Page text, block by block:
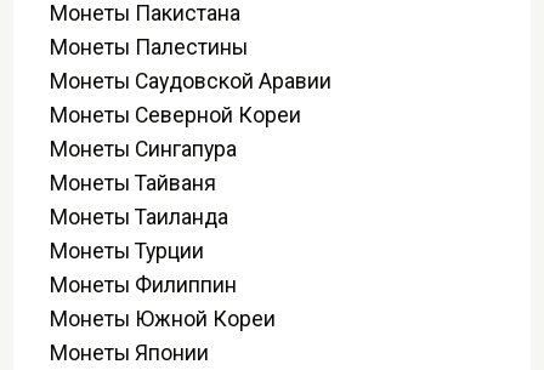
Монеты Пакистана
Монеты Палестины
Монеты Саудовской Аравии
Монеты Северной Кореи
Монеты Сингапура
Монеты Тайваня
Монеты Таиланда
Монеты Турции
Монеты Филиппин
Монеты Южной Кореи
Монеты Японии